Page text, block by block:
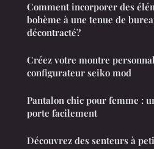
Comment incorporer des
bohème à une tenue de
décontracté?
Créez votre montre
configurateur seiko mod
Pantalon chic pour femme :
porte facilement
Découvrez des senteurs à